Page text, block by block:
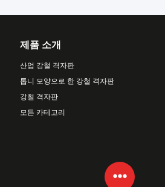
VIDEO
제품 소개
산업 강철 격자판
톱니 모양으로 한 강철 격자판
강철 격자판
모든 카테고리